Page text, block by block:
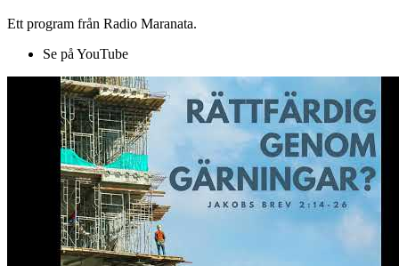
Ett program från Radio Maranata.
Se på YouTube